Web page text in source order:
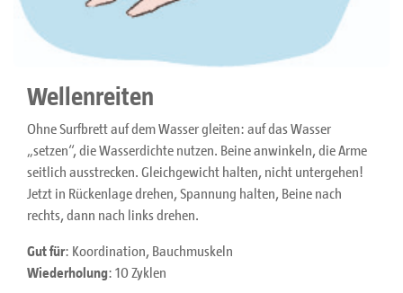
Wellenreiten
Ohne Surfbrett auf dem Wasser gleiten: auf das Wasser
„setzen“, die Wasserdichte nutzen. Beine anwinkeln, die Arme
seitlich ausstrecken. Gleichgewicht halten, nicht untergehen!
Jetzt in Rückenlage drehen, Spannung halten, Beine nach
rechts, dann nach links drehen.
Gut für: Koordination, Bauchmuskeln
Wiederholung: 10 Zyklen